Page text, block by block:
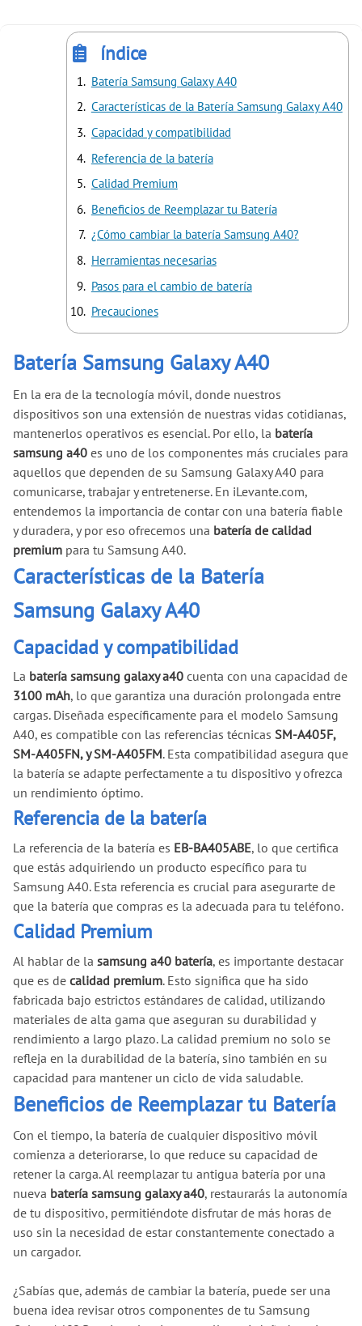
índice
Batería Samsung Galaxy A40
Características de la Batería Samsung Galaxy A40
Capacidad y compatibilidad
Referencia de la batería
Calidad Premium
Beneficios de Reemplazar tu Batería
¿Cómo cambiar la batería Samsung A40?
Herramientas necesarias
Pasos para el cambio de batería
Precauciones
Batería Samsung Galaxy A40
En la era de la tecnología móvil, donde nuestros
dispositivos son una extensión de nuestras vidas cotidianas,
mantenerlos operativos es esencial. Por ello, la batería
samsung a40 es uno de los componentes más cruciales para
aquellos que dependen de su Samsung Galaxy A40 para
comunicarse, trabajar y entretenerse. En iLevante.com,
entendemos la importancia de contar con una batería fiable
y duradera, y por eso ofrecemos una batería de calidad
premium para tu Samsung A40.
Características de la Batería
Samsung Galaxy A40
Capacidad y compatibilidad
La batería samsung galaxy a40 cuenta con una capacidad de
3100 mAh, lo que garantiza una duración prolongada entre
cargas. Diseñada específicamente para el modelo Samsung
A40, es compatible con las referencias técnicas SM-A405F,
SM-A405FN, y SM-A405FM. Esta compatibilidad asegura que
la batería se adapte perfectamente a tu dispositivo y ofrezca
un rendimiento óptimo.
Referencia de la batería
La referencia de la batería es EB-BA405ABE, lo que certifica
que estás adquiriendo un producto específico para tu
Samsung A40. Esta referencia es crucial para asegurarte de
que la batería que compras es la adecuada para tu teléfono.
Calidad Premium
Al hablar de la samsung a40 batería, es importante destacar
que es de calidad premium. Esto significa que ha sido
fabricada bajo estrictos estándares de calidad, utilizando
materiales de alta gama que aseguran su durabilidad y
rendimiento a largo plazo. La calidad premium no solo se
refleja en la durabilidad de la batería, sino también en su
capacidad para mantener un ciclo de vida saludable.
Beneficios de Reemplazar tu Batería
Con el tiempo, la batería de cualquier dispositivo móvil
comienza a deteriorarse, lo que reduce su capacidad de
retener la carga. Al reemplazar tu antigua batería por una
nueva batería samsung galaxy a40, restaurarás la autonomía
de tu dispositivo, permitiéndote disfrutar de más horas de
uso sin la necesidad de estar constantemente conectado a
un cargador.
¿Sabías que, además de cambiar la batería, puede ser una
buena idea revisar otros componentes de tu Samsung